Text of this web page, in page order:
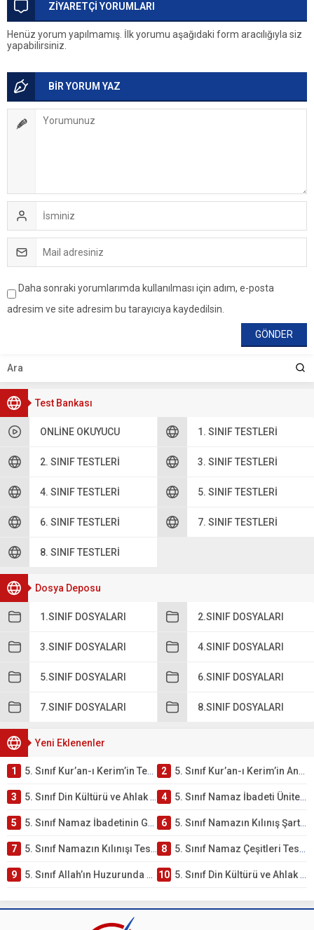
Test Bankası
ONLINE OKUYUCU 1. SINIF TESTLERI
2. SINIF TESTLERI 3. SINIF TESTLERI
4. SINIF TESTLERI 5. SINIF TESTLERI
6. SINIF TESTLERI 7. SINIF TESTLERI
8. SINIF TESTLERI
Dosya Deposu
1.SINIF DOSYALARI 2.SINIF DOSYALARI
3.SINIF DOSYALARI 4.SINIF DOSYALARI
5.SINIF DOSYALARI 6.SINIF DOSYALARI
7.SINIF DOSYALARI 8.SINIF DOSYALARI
Yeni Eklenenler
1 5. Sınıf Kur’an-ı Kerim’in Temel Özellikleri ve Önemi Testi – Online Çöz 2 5. Sınıf Kur’an-ı Kerim’in Anlamı ve Önemi Testi – Online Çöz
3 5. Sınıf Din Kültürü ve Ahlak Bilgisi 2. Ünite: Namaz İbadeti Çalışmaları 4 5. Sınıf Namaz İbadeti Ünite Testi – Online Çöz
5 5. Sınıf Namaz İbadetinin Getirdiği Faydalar Testi 6 5. Sınıf Namazın Kılınış Şartları Testi
7 5. Sınıf Namazın Kılınışı Testi – Online Çöz 8 5. Sınıf Namaz Çeşitleri Testi – Online Çöz
9 5. Sınıf Allah’ın Huzurunda Olmak – Namaz İbadeti Testi 10 5. Sınıf Din Kültürü ve Ahlak Bilgisi 1. Ünite: Allah İnancı Çalışmaları
ZİYARETÇİ YORUMLARI
Henüz yorum yapılmamış. İlk yorumu aşağıdaki form aracılığıyla siz
yapabilirsiniz.
BİR YORUM YAZ
Daha sonraki yorumlarımda kullanılması için adım, e-posta
adresim ve site adresim bu tarayıcıya kaydedilsin.